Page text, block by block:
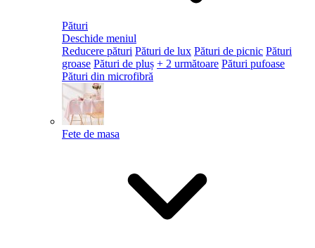
Pături
Deschide meniul
Reducere pături Pături de lux Pături de picnic Pături
groase Pături de pluș + 2 următoare Pături pufoase
Pături din microfibră
Fete de masa